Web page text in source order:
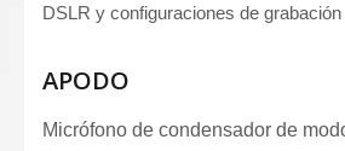
DSLR y configuraciones de grabación
APODO
Micrófono de condensador de